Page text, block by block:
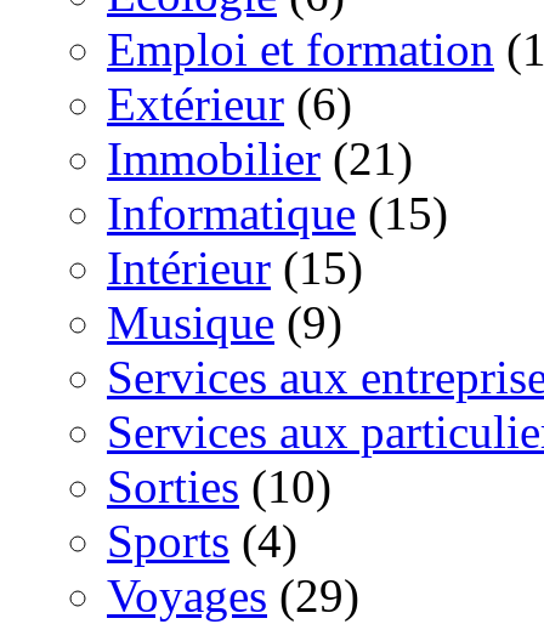
Emploi et formation
Extérieur (6)
Immobilier (21)
Informatique (15)
Intérieur (15)
Musique (9)
Services aux
Services aux
Sorties (10)
Sports (4)
Voyages (29)